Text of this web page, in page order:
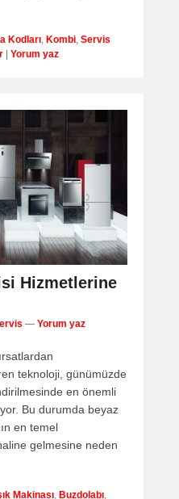
Kodları, Kombi, Servis
Yorum yaz
Hizmetlerine
— Yorum yaz
teknoloji, günümüzde
en önemli
Bu durumda beyaz
en temel
gelmesine neden
Makinası, Buzdolabı,